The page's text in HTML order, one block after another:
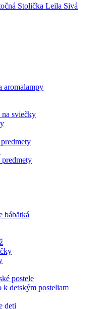
Stolička Leila Sivá
aromalampy
sviečky
predmety
bábätká
postele
k detským posteliam
deti